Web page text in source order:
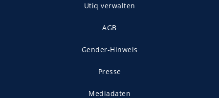
Utiq verwalten
AGB
Gender-Hinweis
Presse
Mediadaten